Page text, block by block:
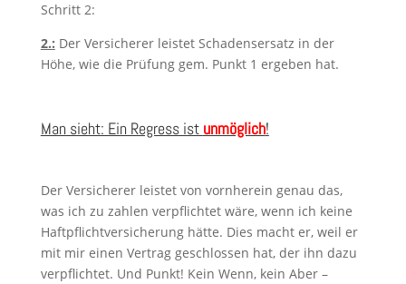
Schritt 2:
2.: Der Versicherer leistet Schadensersatz in der
Höhe, wie die Prüfung gem. Punkt 1 ergeben hat.
Man sieht: Ein Regress ist unmöglich!
Der Versicherer leistet von vornherein genau das,
was ich zu zahlen verpflichtet wäre, wenn ich keine
Haftpflichtversicherung hätte. Dies macht er, weil er
mit mir einen Vertrag geschlossen hat, der ihn dazu
verpflichtet. Und Punkt! Kein Wenn, kein Aber –